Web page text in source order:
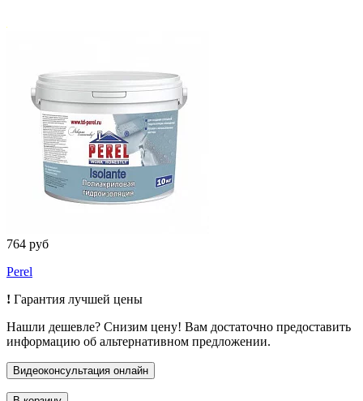
764 руб
Perel
! Гарантия лучшей цены
Нашли дешевле? Снизим цену! Вам достаточно предоставить
информацию об альтернативном предложении.